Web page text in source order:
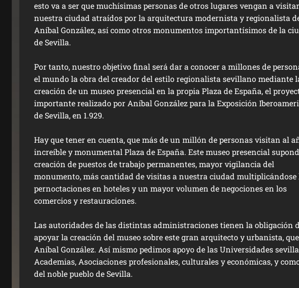
esto va a ser que muchísimas personas de otros lugares vengan a visitar
nuestra ciudad atraídos por la arquitectura modernista y regionalista
Aníbal González, así como otros monumentos importantísimos de la
de Sevilla.
Por tanto, nuestro objetivo final será dar a conocer a millones de
el mundo la obra del creador del estilo regionalista sevillano mediante
creación de un museo presencial en la propia Plaza de España, el
importante realizado por Aníbal González para la Exposición
de Sevilla, en 1.929.
Hay que tener en cuenta, que más de un millón de personas visitan al
increíble y monumental Plaza de España. Este museo presencial
creación de puestos de trabajo permanentes, mayor vigilancia del
monumento, más cantidad de visitas a nuestra ciudad multiplicándose
pernoctaciones en hoteles y un mayor volumen de negociones en los
comercios y restauraciones.
Las autoridades de las distintas administraciones tienen la obligación
apoyar la creación del museo sobre este gran arquitecto y urbanista, que
Aníbal González. Así mismo pedimos apoyo de las Universidades
Academias, Asociaciones profesionales, culturales y económicas, y
del noble pueblo de Sevilla.